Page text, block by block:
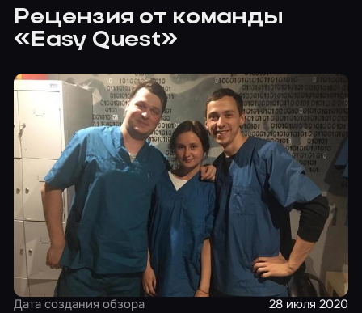
Рецензия от команды
«Easy Quest»
Дата создания обзора 28 июля 2020